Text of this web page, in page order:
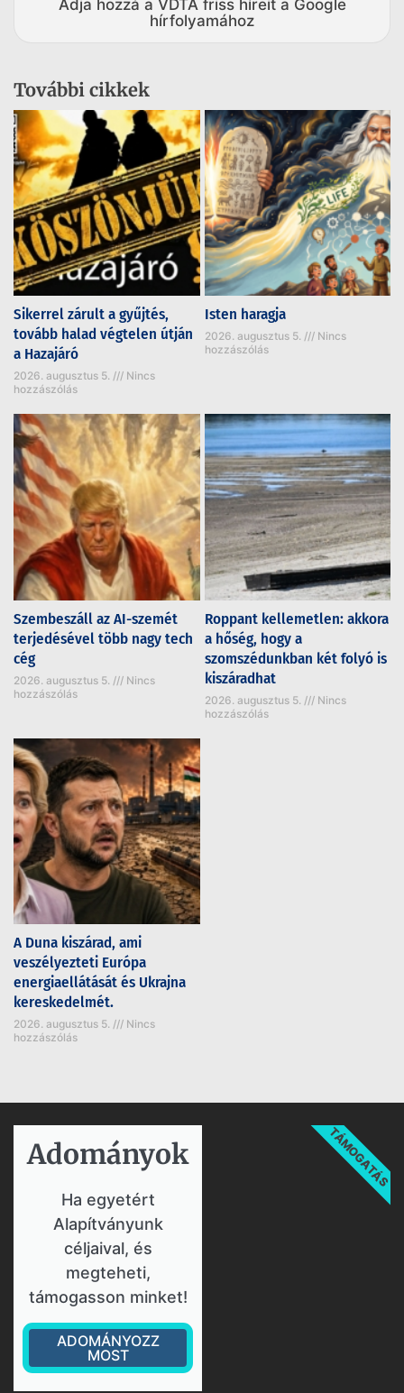
Adja hozzá a VDTA friss híreit a Google
hírfolyamához
További cikkek
Sikerrel zárult a gyűjtés,
tovább halad végtelen útján
a Hazajáró
2026. augusztus 5.
Nincs
hozzászólás
Isten haragja
2026. augusztus 5.
Nincs
hozzászólás
Szembeszáll az AI-szemét
terjedésével több nagy tech
cég
2026. augusztus 5.
Nincs
hozzászólás
Roppant kellemetlen: akkora
a hőség, hogy a
szomszédunkban két folyó is
kiszáradhat
2026. augusztus 5.
Nincs
hozzászólás
A Duna kiszárad, ami
veszélyezteti Európa
energiaellátását és Ukrajna
kereskedelmét.
2026. augusztus 5.
Nincs
hozzászólás
Adományok​
Ha egyetért
Alapítványunk
céljaival, és
megteheti,
támogasson minket!
ADOMÁNYOZZ
MOST
TÁMOGATÁS